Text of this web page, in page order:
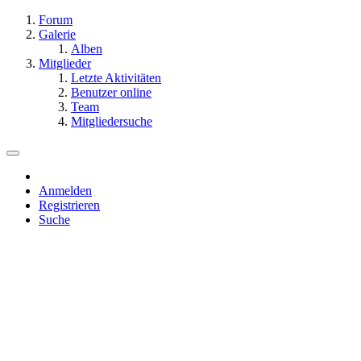
Forum
Galerie
Alben
Mitglieder
Letzte Aktivitäten
Benutzer online
Team
Mitgliedersuche
Anmelden
Registrieren
Suche